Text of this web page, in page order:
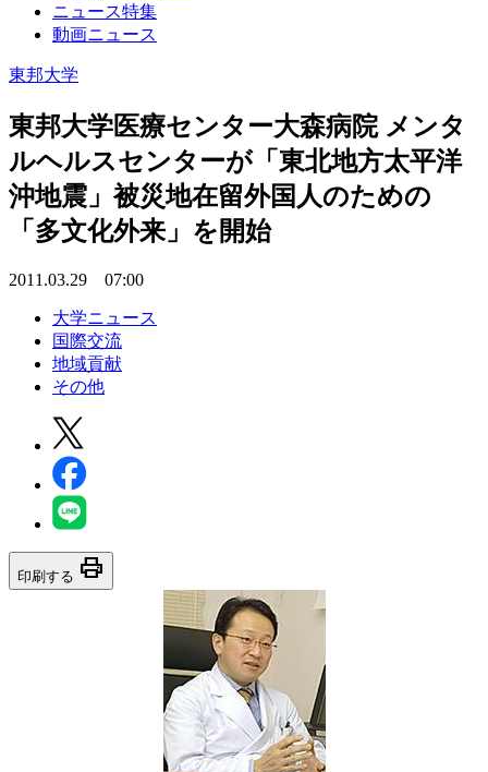
ニュース特集
動画ニュース
東邦大学
東邦大学医療センター大森病院 メンタ
ルヘルスセンターが「東北地方太平洋
沖地震」被災地在留外国人のための
「多文化外来」を開始
2011.03.29 07:00
大学ニュース
国際交流
地域貢献
その他
印刷する print